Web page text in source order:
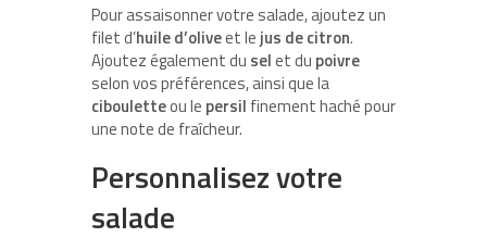
Pour assaisonner votre salade, ajoutez un
filet d’huile d’oliveet le jus de citron.
Ajoutez également du selet du poivre
selon vos préférences, ainsi que la
cibouletteou le persil finement haché pour
une note de fraîcheur.
Personnalisez votre
salade